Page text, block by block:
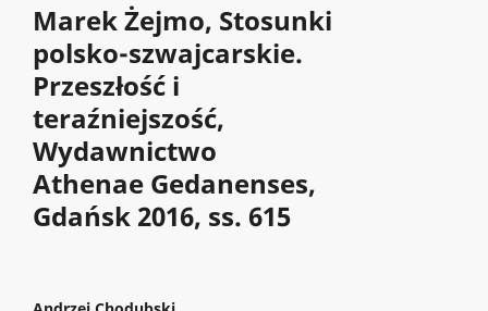
Marek Żejmo, Stosunki
polsko-szwajcarskie.
Przeszłość i
teraźniejszość,
Wydawnictwo
Athenae Gedanenses,
Gdańsk 2016, ss. 615